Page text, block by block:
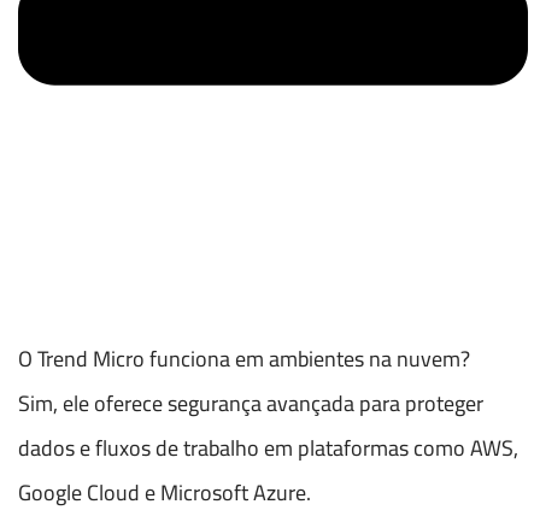
O Trend Micro funciona em ambientes na nuvem?
Sim, ele oferece segurança avançada para proteger
dados e fluxos de trabalho em plataformas como AWS,
Google Cloud e Microsoft Azure.